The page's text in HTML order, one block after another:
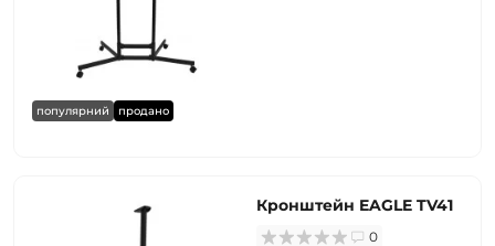
популярний продано
Кронштейн EAGLE TV41
0